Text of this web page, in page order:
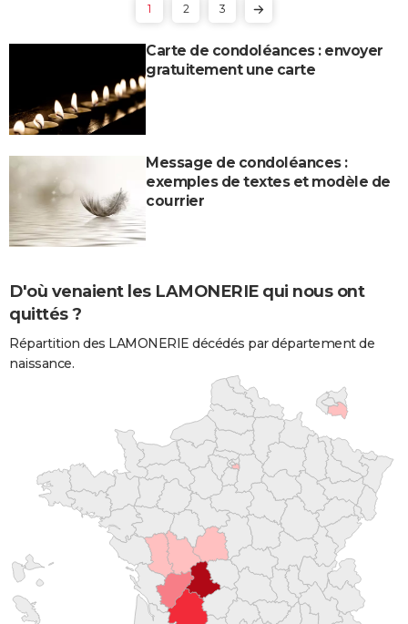
1 2 3
Carte de condoléances : envoyer
gratuitement une carte
Message de condoléances :
exemples de textes et modèle de
courrier
D'où venaient les LAMONERIE qui nous ont
quittés ?
Répartition des LAMONERIE décédés par département de
naissance.